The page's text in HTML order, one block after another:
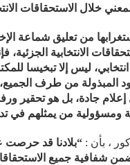
من تعليق شماعة
الانتخابية الجزئية،
ليس إلا تبخيسا
المبذولة من طرف
جادة، بل هو تحقير ورفض
، بأن : “بلادنا قد حرصت
شفافية جميع